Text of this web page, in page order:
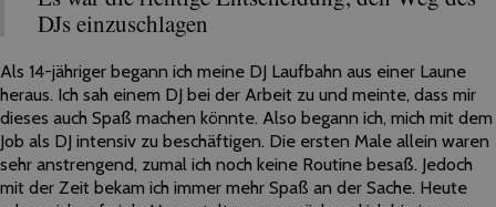
DJs einzuschlagen
Als 14-jähriger begann ich meine DJ Laufbahn aus einer Laune
heraus. Ich sah einem DJ bei der Arbeit zu und meinte, dass mir
dieses auch Spaß machen könnte. Also begann ich, mich mit dem
Job als DJ intensiv zu beschäftigen. Die ersten Male allein waren
sehr anstrengend, zumal ich noch keine Routine besaß. Jedoch
mit der Zeit bekam ich immer mehr Spaß an der Sache. Heute